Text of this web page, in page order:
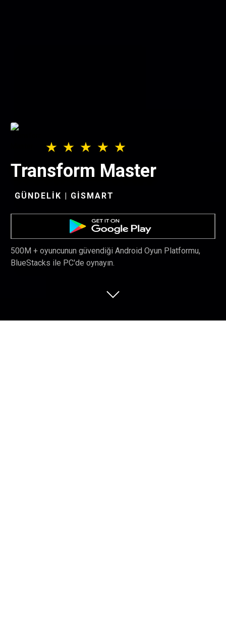
Transform Master
GÜNDELIK | GISMART
500M + oyuncunun güvendiği Android Oyun Platformu,
BlueStacks ile PC'de oynayın.